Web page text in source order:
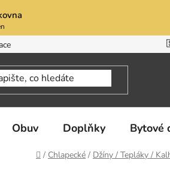
Obuv Doplňky Bytové
Domů
/ Chlapecké / Džíny / Tepláky /